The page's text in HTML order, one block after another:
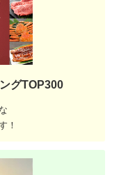
グTOP300
！